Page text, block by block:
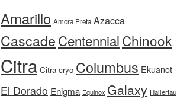
Amarillo Amora Preta Azacca
CascadeCentennialChinook
Citra Citra cryo Columbus Ekuanot
El Dorado Enigma Equinox Galaxy Hallertau